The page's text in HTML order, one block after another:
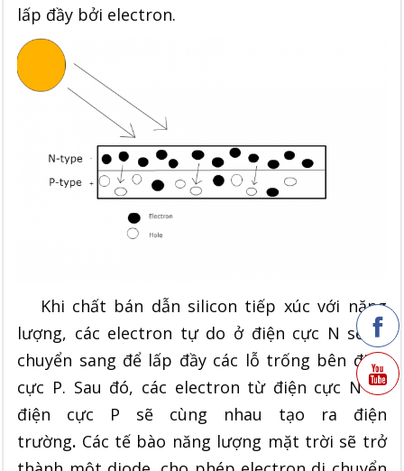
lấp đầy bởi electron.
Khi chất bán dẫn silicon tiếp xúc với năng
lượng, các electron tự do ở điện cực N sẽ di
chuyển sang để lấp đầy các lỗ trống bên điện
cực P. Sau đó, các electron từ điện cực N và
điện cực P sẽ cùng nhau tạo ra
điện
trường. Các tế bào năng lượng mặt trời sẽ trở